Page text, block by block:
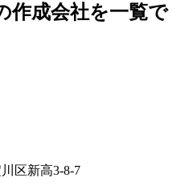
作成会社を一覧で
区新高3-8-7